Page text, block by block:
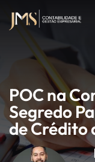
POC na
Segredo
de Crédito